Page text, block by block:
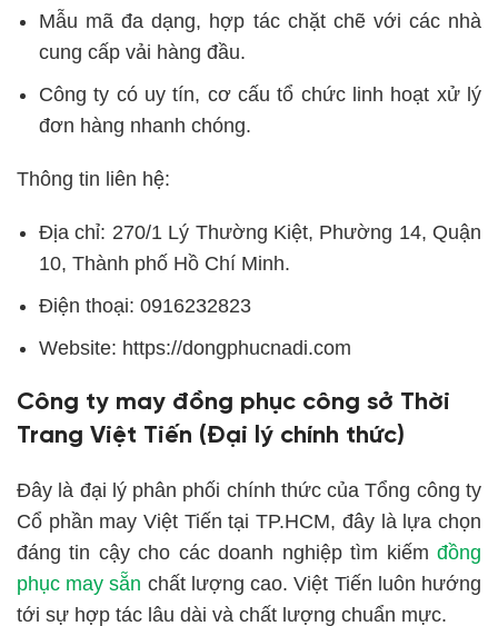
Mẫu mã đa dạng, hợp tác chặt chẽ với các nhà
cung cấp vải hàng đầu.
Công ty có uy tín, cơ cấu tổ chức linh hoạt xử lý
đơn hàng nhanh chóng.
Thông tin liên hệ:
Địa chỉ: 270/1 Lý Thường Kiệt, Phường 14, Quận
10, Thành phố Hồ Chí Minh.
Điện thoại: 0916232823
Website: https://dongphucnadi.com
Công ty may đồng phục công sở Thời
Trang Việt Tiến (Đại lý chính thức)
Đây là đại lý phân phối chính thức của Tổng công ty
Cổ phần may Việt Tiến tại TP.HCM, đây là lựa chọn
đáng tin cậy cho các doanh nghiệp tìm kiếm đồng
phục may sẵn chất lượng cao. Việt Tiến luôn hướng
tới sự hợp tác lâu dài và chất lượng chuẩn mực.